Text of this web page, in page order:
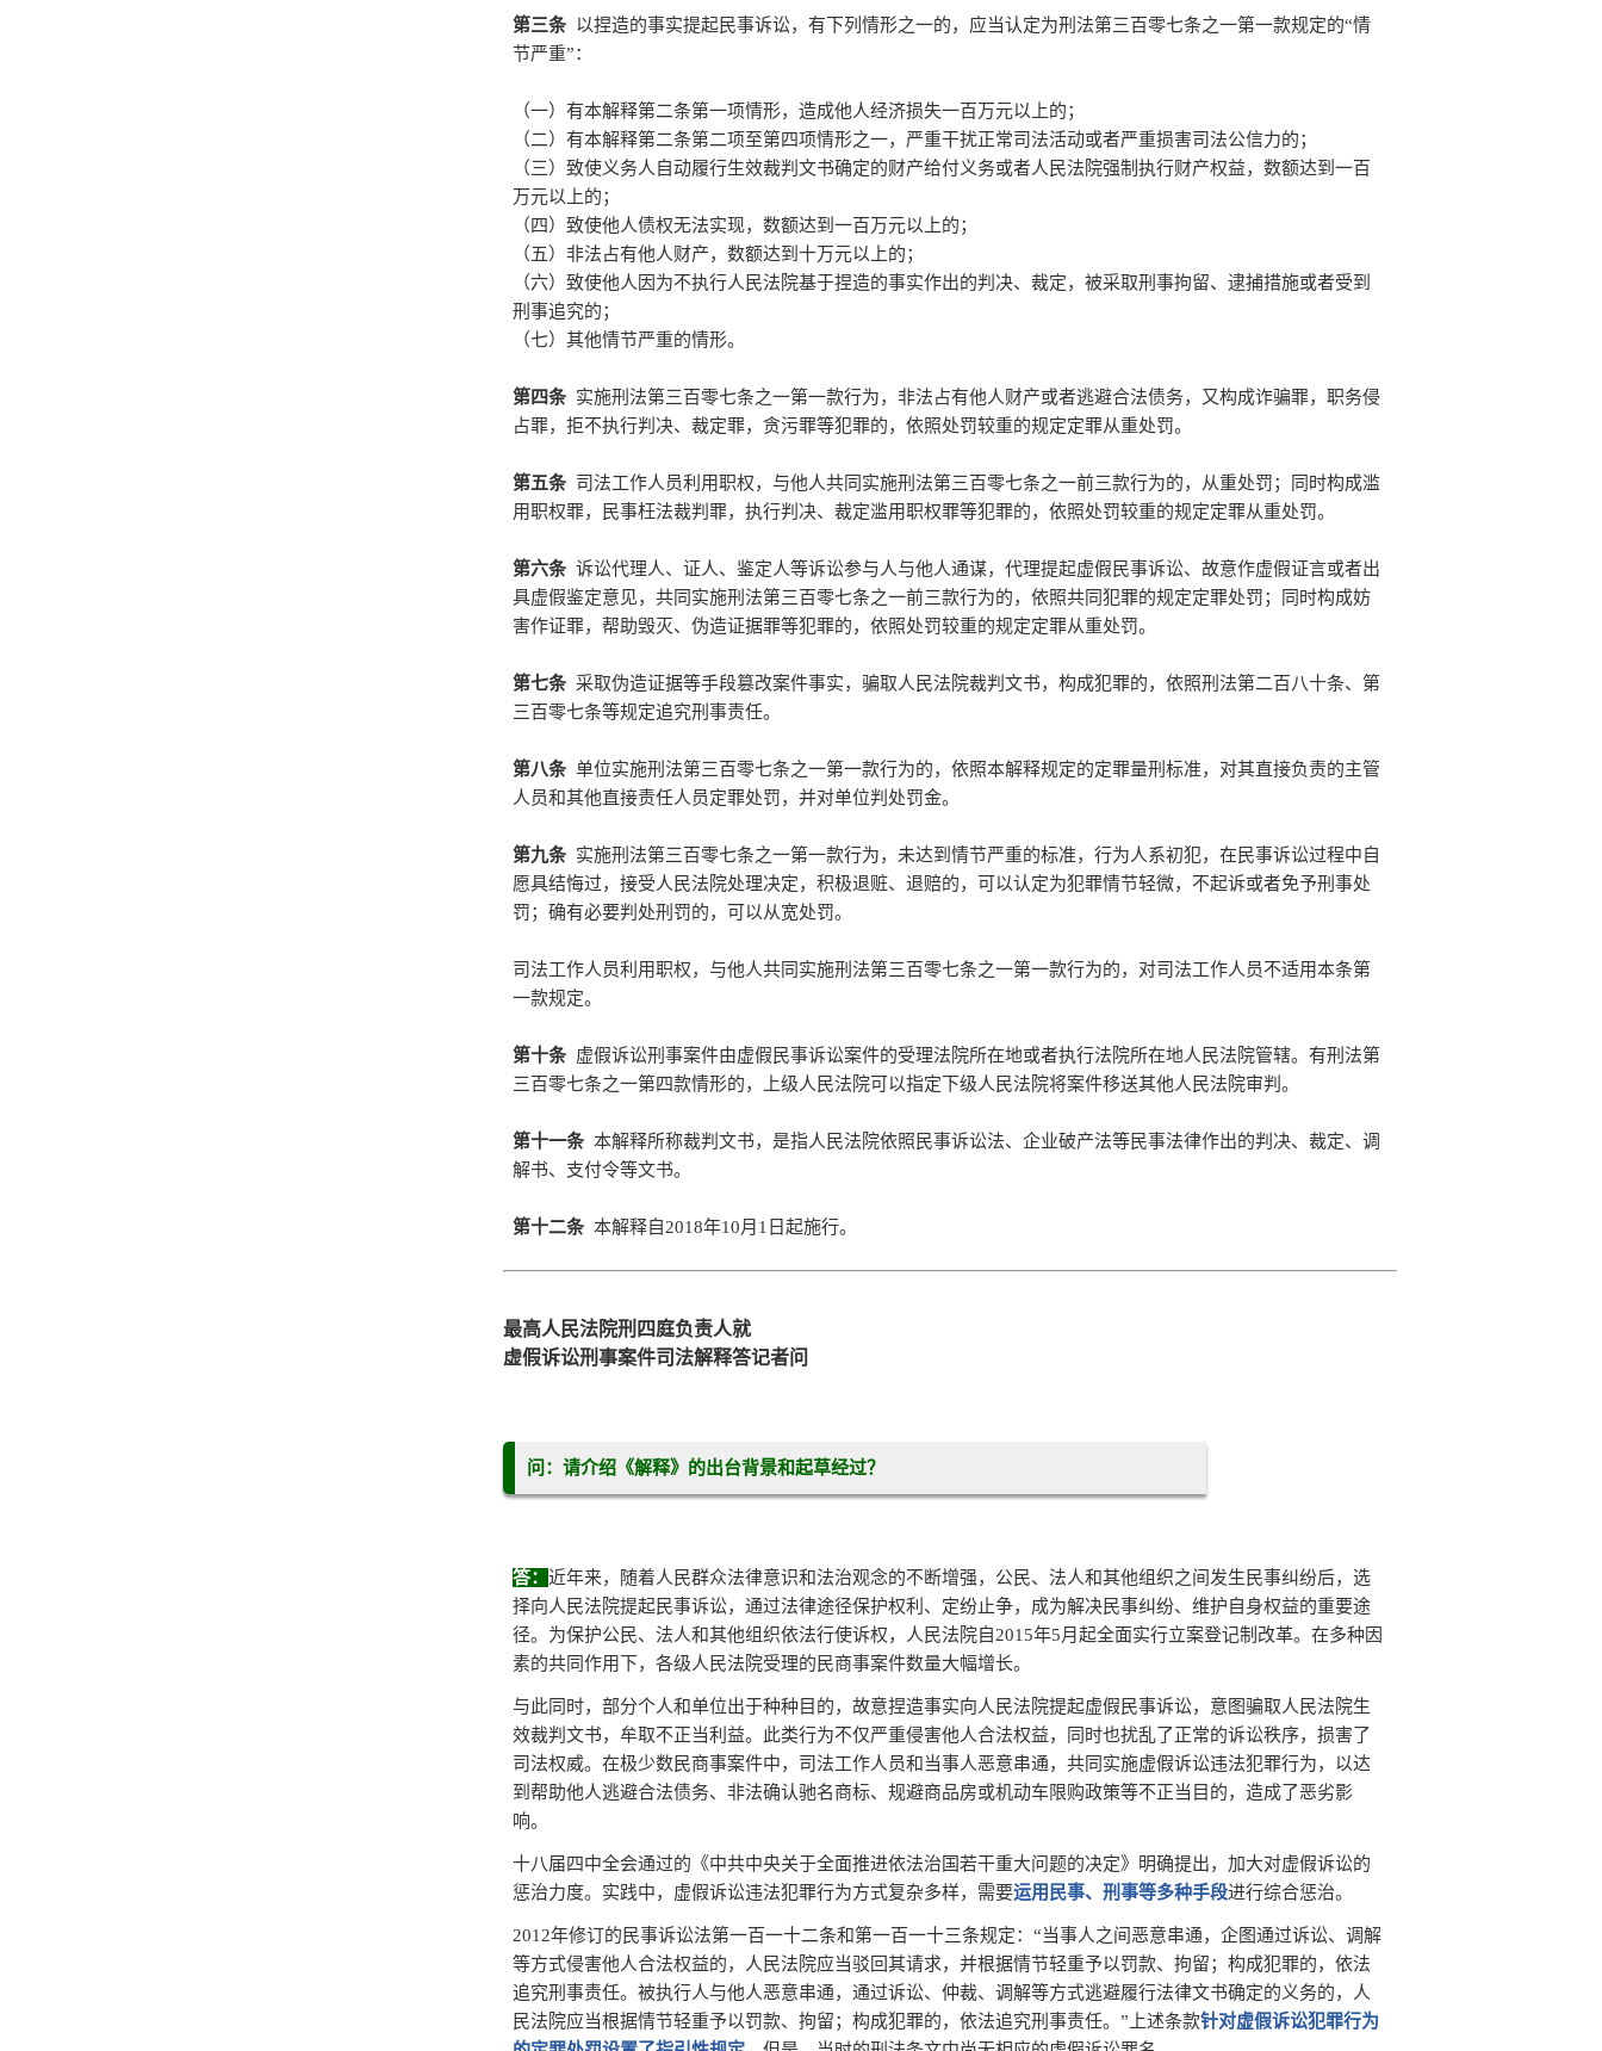
第三条 以捏造的事实提起民事诉讼，有下列情形之一的，应当认定为刑法第三百零七条之一第一款规定的“情
节严重”：
（一）有本解释第二条第一项情形，造成他人经济损失一百万元以上的；
（二）有本解释第二条第二项至第四项情形之一，严重干扰正常司法活动或者严重损害司法公信力的；
（三）致使义务人自动履行生效裁判文书确定的财产给付义务或者人民法院强制执行财产权益，数额达到一百
万元以上的；
（四）致使他人债权无法实现，数额达到一百万元以上的；
（五）非法占有他人财产，数额达到十万元以上的；
（六）致使他人因为不执行人民法院基于捏造的事实作出的判决、裁定，被采取刑事拘留、逮捕措施或者受到
刑事追究的；
（七）其他情节严重的情形。
第四条 实施刑法第三百零七条之一第一款行为，非法占有他人财产或者逃避合法债务，又构成诈骗罪，职务侵
占罪，拒不执行判决、裁定罪，贪污罪等犯罪的，依照处罚较重的规定定罪从重处罚。
第五条 司法工作人员利用职权，与他人共同实施刑法第三百零七条之一前三款行为的，从重处罚；同时构成滥
用职权罪，民事枉法裁判罪，执行判决、裁定滥用职权罪等犯罪的，依照处罚较重的规定定罪从重处罚。
第六条 诉讼代理人、证人、鉴定人等诉讼参与人与他人通谋，代理提起虚假民事诉讼、故意作虚假证言或者出
具虚假鉴定意见，共同实施刑法第三百零七条之一前三款行为的，依照共同犯罪的规定定罪处罚；同时构成妨
害作证罪，帮助毁灭、伪造证据罪等犯罪的，依照处罚较重的规定定罪从重处罚。
第七条 采取伪造证据等手段篡改案件事实，骗取人民法院裁判文书，构成犯罪的，依照刑法第二百八十条、第
三百零七条等规定追究刑事责任。
第八条 单位实施刑法第三百零七条之一第一款行为的，依照本解释规定的定罪量刑标准，对其直接负责的主管
人员和其他直接责任人员定罪处罚，并对单位判处罚金。
第九条 实施刑法第三百零七条之一第一款行为，未达到情节严重的标准，行为人系初犯，在民事诉讼过程中自
愿具结悔过，接受人民法院处理决定，积极退赃、退赔的，可以认定为犯罪情节轻微，不起诉或者免予刑事处
罚；确有必要判处刑罚的，可以从宽处罚。
司法工作人员利用职权，与他人共同实施刑法第三百零七条之一第一款行为的，对司法工作人员不适用本条第
一款规定。
第十条 虚假诉讼刑事案件由虚假民事诉讼案件的受理法院所在地或者执行法院所在地人民法院管辖。有刑法第
三百零七条之一第四款情形的，上级人民法院可以指定下级人民法院将案件移送其他人民法院审判。
第十一条 本解释所称裁判文书，是指人民法院依照民事诉讼法、企业破产法等民事法律作出的判决、裁定、调
解书、支付令等文书。
第十二条 本解释自2018年10月1日起施行。
最高人民法院刑四庭负责人就
虚假诉讼刑事案件司法解释答记者问
问：请介绍《解释》的出台背景和起草经过？
答： 近年来，随着人民群众法律意识和法治观念的不断增强，公民、法人和其他组织之间发生民事纠纷后，选
择向人民法院提起民事诉讼，通过法律途径保护权利、定纷止争，成为解决民事纠纷、维护自身权益的重要途
径。为保护公民、法人和其他组织依法行使诉权，人民法院自2015年5月起全面实行立案登记制改革。在多种因
素的共同作用下，各级人民法院受理的民商事案件数量大幅增长。
与此同时，部分个人和单位出于种种目的，故意捏造事实向人民法院提起虚假民事诉讼，意图骗取人民法院生
效裁判文书，牟取不正当利益。此类行为不仅严重侵害他人合法权益，同时也扰乱了正常的诉讼秩序，损害了
司法权威。在极少数民商事案件中，司法工作人员和当事人恶意串通，共同实施虚假诉讼违法犯罪行为，以达
到帮助他人逃避合法债务、非法确认驰名商标、规避商品房或机动车限购政策等不正当目的，造成了恶劣影
响。
十八届四中全会通过的《中共中央关于全面推进依法治国若干重大问题的决定》明确提出，加大对虚假诉讼的
惩治力度。实践中，虚假诉讼违法犯罪行为方式复杂多样，需要运用民事、刑事等多种手段进行综合惩治。
2012年修订的民事诉讼法第一百一十二条和第一百一十三条规定：“当事人之间恶意串通，企图通过诉讼、调解
等方式侵害他人合法权益的，人民法院应当驳回其请求，并根据情节轻重予以罚款、拘留；构成犯罪的，依法
追究刑事责任。被执行人与他人恶意串通，通过诉讼、仲裁、调解等方式逃避履行法律文书确定的义务的，人
民法院应当根据情节轻重予以罚款、拘留；构成犯罪的，依法追究刑事责任。”上述条款针对虚假诉讼犯罪行为